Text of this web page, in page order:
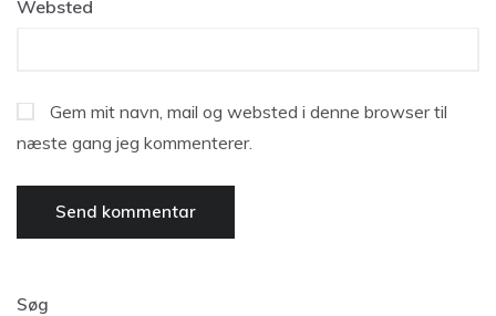
Websted
Gem mit navn, mail og websted i denne browser til
næste gang jeg kommenterer.
Søg